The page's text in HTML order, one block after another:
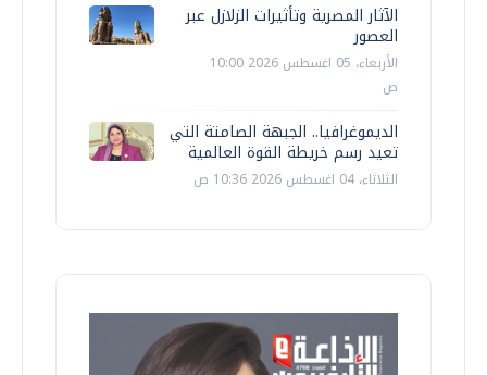
الآثار المصرية وتأثيرات الزلازل عبر
العصور
الأربعاء، 05 اغسطس 2026 10:00
ص
الديموغرافيا.. الجبهة الصامتة التي
تعيد رسم خريطة القوة العالمية
الثلاثاء، 04 اغسطس 2026 10:36 ص